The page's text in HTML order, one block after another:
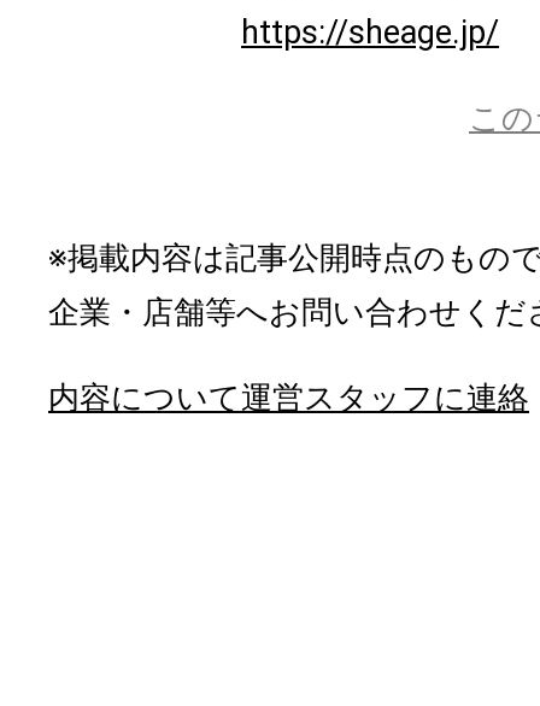
https://sheage.jp/
こ
※掲載内容は記事公開時点のもの
企業・店舗等へお問い合わせくだ
内容について運営スタッフに連絡